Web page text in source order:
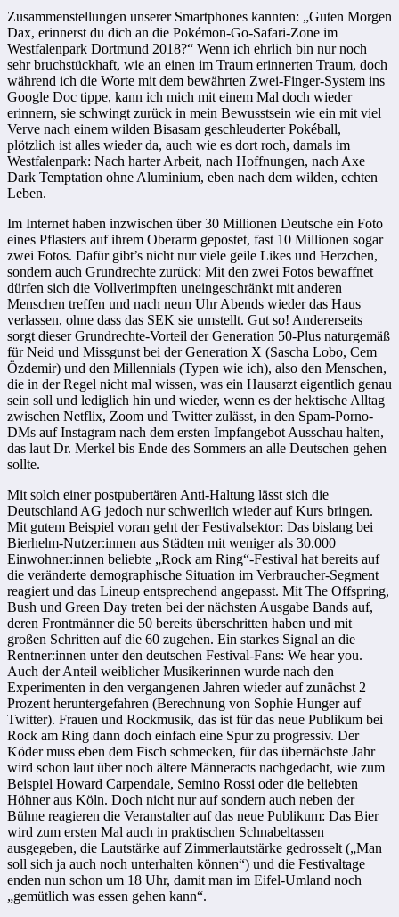
Zusammenstellungen unserer Smartphones kannten: „Guten Morgen
Dax, erinnerst du dich an die Pokémon-Go-Safari-Zone im
Westfalenpark Dortmund 2018?“ Wenn ich ehrlich bin nur noch
sehr bruchstückhaft, wie an einen im Traum erinnerten Traum, doch
während ich die Worte mit dem bewährten Zwei-Finger-System ins
Google Doc tippe, kann ich mich mit einem Mal doch wieder
erinnern, sie schwingt zurück in mein Bewusstsein wie ein mit viel
Verve nach einem wilden Bisasam geschleuderter Pokéball,
plötzlich ist alles wieder da, auch wie es dort roch, damals im
Westfalenpark: Nach harter Arbeit, nach Hoffnungen, nach Axe
Dark Temptation ohne Aluminium, eben nach dem wilden, echten
Leben.
Im Internet haben inzwischen über 30 Millionen Deutsche ein Foto
eines Pflasters auf ihrem Oberarm gepostet, fast 10 Millionen sogar
zwei Fotos. Dafür gibt’s nicht nur viele geile Likes und Herzchen,
sondern auch Grundrechte zurück: Mit den zwei Fotos bewaffnet
dürfen sich die Vollverimpften uneingeschränkt mit anderen
Menschen treffen und nach neun Uhr Abends wieder das Haus
verlassen, ohne dass das SEK sie umstellt. Gut so! Andererseits
sorgt dieser Grundrechte-Vorteil der Generation 50-Plus naturgemäß
für Neid und Missgunst bei der Generation X (Sascha Lobo, Cem
Özdemir) und den Millennials (Typen wie ich), also den Menschen,
die in der Regel nicht mal wissen, was ein Hausarzt eigentlich genau
sein soll und lediglich hin und wieder, wenn es der hektische Alltag
zwischen Netflix, Zoom und Twitter zulässt, in den Spam-Porno-
DMs auf Instagram nach dem ersten Impfangebot Ausschau halten,
das laut Dr. Merkel bis Ende des Sommers an alle Deutschen gehen
sollte.
Mit solch einer postpubertären Anti-Haltung lässt sich die
Deutschland AG jedoch nur schwerlich wieder auf Kurs bringen.
Mit gutem Beispiel voran geht der Festivalsektor: Das bislang bei
Bierhelm-Nutzer:innen aus Städten mit weniger als 30.000
Einwohner:innen beliebte „Rock am Ring“-Festival hat bereits auf
die veränderte demographische Situation im Verbraucher-Segment
reagiert und das Lineup entsprechend angepasst. Mit The Offspring,
Bush und Green Day treten bei der nächsten Ausgabe Bands auf,
deren Frontmänner die 50 bereits überschritten haben und mit
großen Schritten auf die 60 zugehen. Ein starkes Signal an die
Rentner:innen unter den deutschen Festival-Fans: We hear you.
Auch der Anteil weiblicher Musikerinnen wurde nach den
Experimenten in den vergangenen Jahren wieder auf zunächst 2
Prozent heruntergefahren (Berechnung von Sophie Hunger auf
Twitter). Frauen und Rockmusik, das ist für das neue Publikum bei
Rock am Ring dann doch einfach eine Spur zu progressiv. Der
Köder muss eben dem Fisch schmecken, für das übernächste Jahr
wird schon laut über noch ältere Männeracts nachgedacht, wie zum
Beispiel Howard Carpendale, Semino Rossi oder die beliebten
Höhner aus Köln. Doch nicht nur auf sondern auch neben der
Bühne reagieren die Veranstalter auf das neue Publikum: Das Bier
wird zum ersten Mal auch in praktischen Schnabeltassen
ausgegeben, die Lautstärke auf Zimmerlautstärke gedrosselt („Man
soll sich ja auch noch unterhalten können“) und die Festivaltage
enden nun schon um 18 Uhr, damit man im Eifel-Umland noch
„gemütlich was essen gehen kann“.